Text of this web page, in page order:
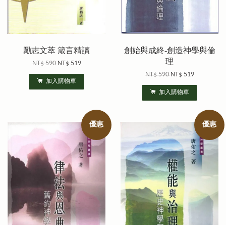
勵志文萃 箴言精讀
NT$ 590NT$ 519
加入購物車
創始與成終-創造神學與倫
理
NT$ 590NT$ 519
加入購物車
優惠 優惠